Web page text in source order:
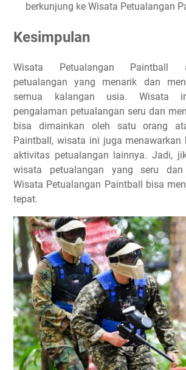
berkunjung ke Wisata Petualangan
Kesimpulan
Wisata Petualangan Paintball
petualangan yang menarik dan
semua kalangan usia. Wisata
pengalaman petualangan seru dan
bisa dimainkan oleh satu orang
Paintball, wisata ini juga menawarkan
aktivitas petualangan lainnya. Jadi,
wisata petualangan yang seru dan
Wisata Petualangan Paintball bisa
tepat.